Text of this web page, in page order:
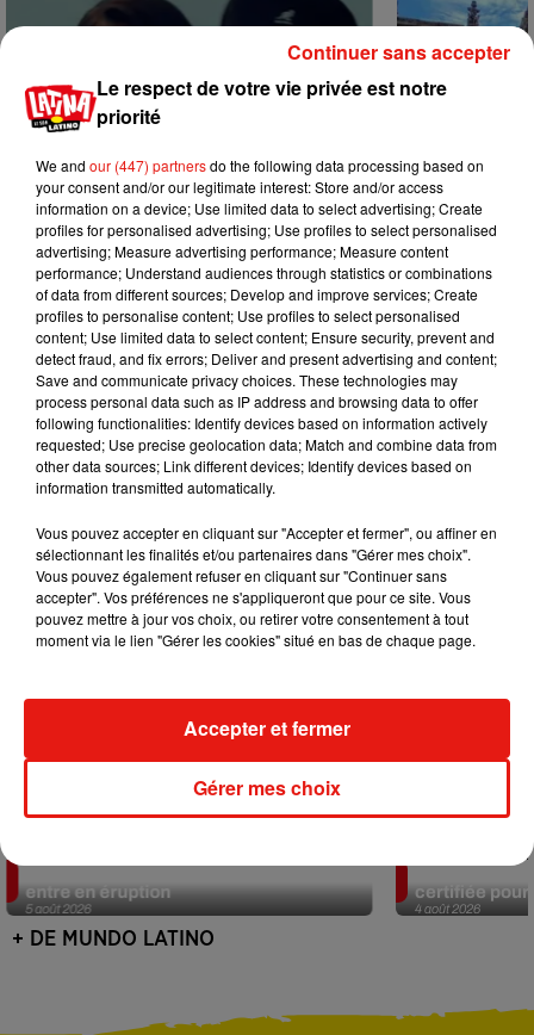
5 août 2026
Benny Blanco invite Selena Gomez et
Becky G sur son nouveau single
31 juillet 2026
Escapade à
+ DE MUSIQUE
Mundo Latino
5 août 2026
Au Guatemala, le volcan de Fuego
entre en éruption
4 août 2026
Au Portugal,
certifiée pour
+ DE MUNDO LATINO
Le respect de votre vie privée est notre
priorité
We and our (447) partnersdo the following data processing based on
your consent and/or our legitimate interest: Store and/or access
information on a device; Use limited data to select advertising; Create
profiles for personalised advertising; Use profiles to select personalised
advertising; Measure advertising performance; Measure content
performance; Understand audiences through statistics or combinations
of data from different sources; Develop and improve services; Create
profiles to personalise content; Use profiles to select personalised
content; Use limited data to select content; Ensure security, prevent and
detect fraud, and fix errors; Deliver and present advertising and content;
Save and communicate privacy choices. These technologies may
process personal data such as IP address and browsing data to offer
following functionalities: Identify devices based on information actively
requested; Use precise geolocation data; Match and combine data from
other data sources; Link different devices; Identify devices based on
information transmitted automatically.
Vous pouvez accepter en cliquant sur "Accepter et fermer", ou affiner en
sélectionnant les finalités et/ou partenaires dans "Gérer mes choix".
Vous pouvez également refuser en cliquant sur "Continuer sans
accepter". Vos préférences ne s'appliqueront que pour ce site. Vous
pouvez mettre à jour vos choix, ou retirer votre consentement à tout
moment via le lien "Gérer les cookies" situé en bas de chaque page.
Gérer mes choix
Accepter et fermer
Continuer sans accepter